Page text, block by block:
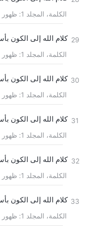
الكلمة، المجلد 1: ظهور الله وعمله (مختارات)
29 كلام الله إلى الكون
الكلمة، المجلد 1: ظهور الله وعمله (مختارات)
30 كلام الله إلى الكون
الكلمة، المجلد 1: ظهور الله وعمله (مختارات)
31 كلام الله إلى الكون
الكلمة، المجلد 1: ظهور الله وعمله (مختارات)
32 كلام الله إلى الكون
الكلمة، المجلد 1: ظهور الله وعمله (مختارات)
33 كلام الله إلى الكون
الكلمة، المجلد 1: ظهور الله وعمله (مختارات)